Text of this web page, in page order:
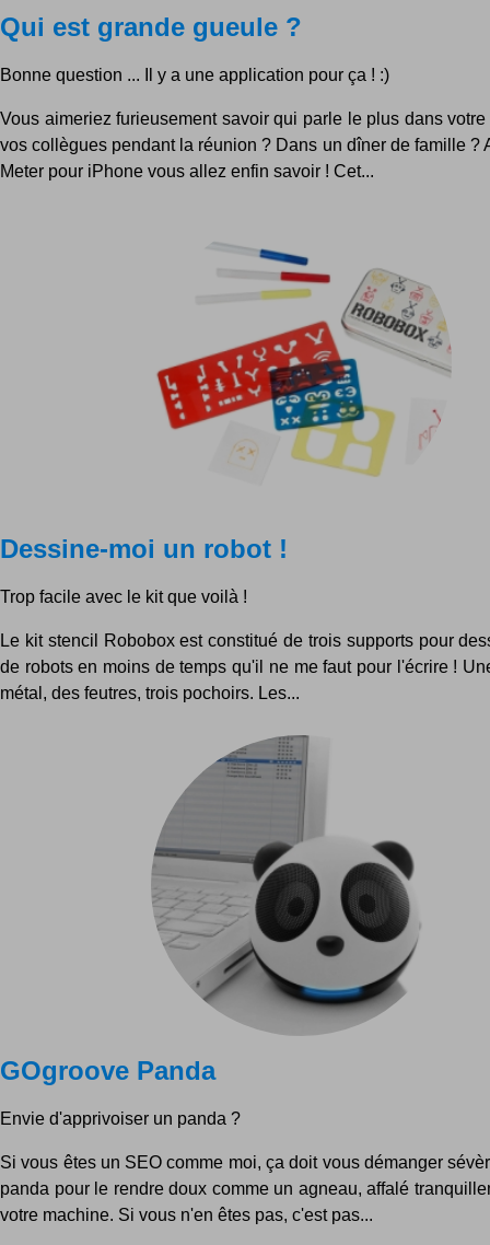
Qui est grande gueule ?
Bonne question ... Il y a une application pour ça ! :)
Vous aimeriez furieusement savoir qui parle le plus dans
vos collègues pendant la réunion ? Dans un dîner de famille ?
Meter pour iPhone vous allez enfin savoir ! Cet...
Dessine-moi un robot !
Trop facile avec le kit que voilà !
Le kit stencil Robobox est constitué de trois supports pour
de robots en moins de temps qu'il ne me faut pour l'écrire !
métal, des feutres, trois pochoirs. Les...
GOgroove Panda
Envie d'apprivoiser un panda ?
Si vous êtes un SEO comme moi, ça doit vous démanger
panda pour le rendre doux comme un agneau, affalé
votre machine. Si vous n'en êtes pas, c'est pas...